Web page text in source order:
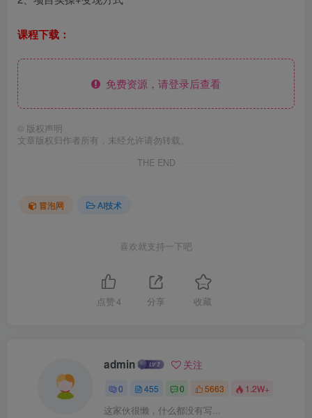
课程下载：
免费资源，请登录后查看
© 版权声明
文章版权归作者所有，未经允许请勿转载。
THE END
冒泡网 AI技术
喜欢就支持一下吧
点赞 4 分享 收藏
admin 关注
0 455 0 5663 1.2W+
这家伙很懒，什么都没有写...